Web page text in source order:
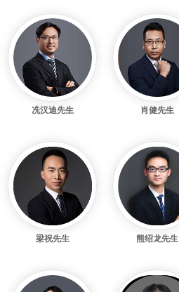
冼汉迪先生 肖健先生
梁祝先生 熊绍龙先生